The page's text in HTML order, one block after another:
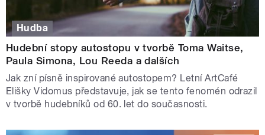
Hudba
Hudební stopy autostopu v tvorbě Toma Waitse,
Paula Simona, Lou Reeda a dalších
Jak zní písně inspirované autostopem? Letní ArtCafé
Elišky Vidomus představuje, jak se tento fenomén odrazil
v tvorbě hudebníků od 60. let do současnosti.